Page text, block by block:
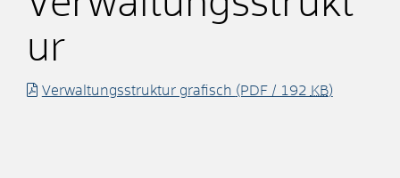
ur
Verwaltungsstruktur grafisch (PDF / 192 KB)